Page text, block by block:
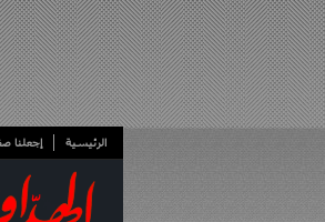
الرئيسية إجعلنا